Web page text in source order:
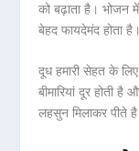
को बढ़ाता है। भोजन
बेहद फायदेमंद होता है।
दूध हमारी सेहत के
बीमारियां दूर होती
लहसुन मिलाकर पीते